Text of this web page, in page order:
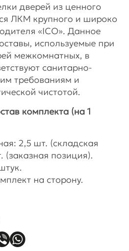
дверей из ценного
ЛКМ крупного и широко
«ICO». Данное
используемые при
межкомнатных, в
санитарно-
требованиям и
чистотой.
комплекта (на 1
2,5 шт. (складская
(заказная позиция).
на сторону.